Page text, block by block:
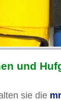
und
sie die